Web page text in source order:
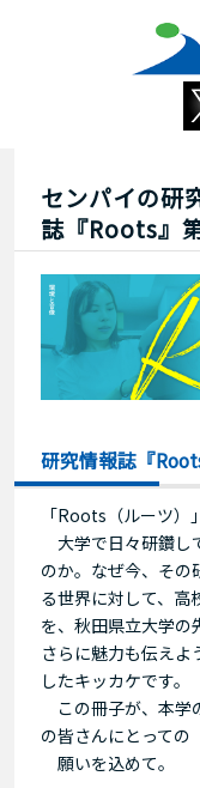
センパイの研
誌『Roots』
研究情報誌『
「Roots（ルーツ
大学で日々研鑽し
のか。なぜ今、その
る世界に対して、高
を、秋田県立大学の
さらに魅力も伝えよ
したキッカケです。
この冊子が、本学
の皆さんにとっての
願いを込めて。